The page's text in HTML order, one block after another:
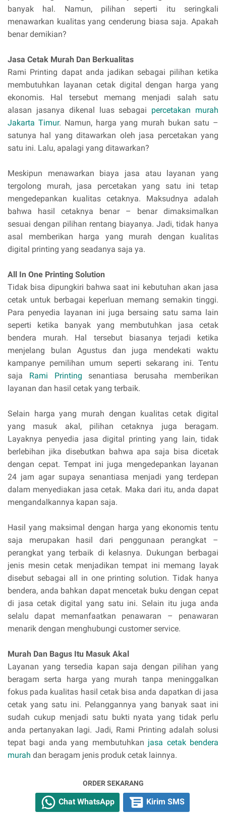
banyak hal. Namun, pilihan seperti itu seringkali
menawarkan kualitas yang cenderung biasa saja. Apakah
benar demikian?
Jasa Cetak Murah Dan Berkualitas
Rami Printing dapat anda jadikan sebagai pilihan ketika
membutuhkan layanan cetak digital dengan harga yang
ekonomis. Hal tersebut memang menjadi salah satu
alasan jasanya dikenal luas sebagai percetakan murah
Jakarta Timur. Namun, harga yang murah bukan satu –
satunya hal yang ditawarkan oleh jasa percetakan yang
satu ini. Lalu, apalagi yang ditawarkan?
Meskipun menawarkan biaya jasa atau layanan yang
tergolong murah, jasa percetakan yang satu ini tetap
mengedepankan kualitas cetaknya. Maksudnya adalah
bahwa hasil cetaknya benar – benar dimaksimalkan
sesuai dengan pilihan rentang biayanya. Jadi, tidak hanya
asal memberikan harga yang murah dengan kualitas
digital printing yang seadanya saja ya.
All In One Printing Solution
Tidak bisa dipungkiri bahwa saat ini kebutuhan akan jasa
cetak untuk berbagai keperluan memang semakin tinggi.
Para penyedia layanan ini juga bersaing satu sama lain
seperti ketika banyak yang membutuhkan jasa cetak
bendera murah. Hal tersebut biasanya terjadi ketika
menjelang bulan Agustus dan juga mendekati waktu
kampanye pemilihan umum seperti sekarang ini. Tentu
saja Rami Printing senantiasa berusaha memberikan
layanan dan hasil cetak yang terbaik.
Selain harga yang murah dengan kualitas cetak digital
yang masuk akal, pilihan cetaknya juga beragam.
Layaknya penyedia jasa digital printing yang lain, tidak
berlebihan jika disebutkan bahwa apa saja bisa dicetak
dengan cepat. Tempat ini juga mengedepankan layanan
24 jam agar supaya senantiasa menjadi yang terdepan
dalam menyediakan jasa cetak. Maka dari itu, anda dapat
mengandalkannya kapan saja.
Hasil yang maksimal dengan harga yang ekonomis tentu
saja merupakan hasil dari penggunaan perangkat –
perangkat yang terbaik di kelasnya. Dukungan berbagai
jenis mesin cetak menjadikan tempat ini memang layak
disebut sebagai all in one printing solution. Tidak hanya
bendera, anda bahkan dapat mencetak buku dengan cepat
di jasa cetak digital yang satu ini. Selain itu juga anda
selalu dapat memanfaatkan penawaran – penawaran
menarik dengan menghubungi customer service.
Murah Dan Bagus Itu Masuk Akal
Layanan yang tersedia kapan saja dengan pilihan yang
beragam serta harga yang murah tanpa meninggalkan
fokus pada kualitas hasil cetak bisa anda dapatkan di jasa
cetak yang satu ini. Pelanggannya yang banyak saat ini
sudah cukup menjadi satu bukti nyata yang tidak perlu
anda pertanyakan lagi. Jadi, Rami Printing adalah solusi
tepat bagi anda yang membutuhkan jasa cetak bendera
murah dan beragam jenis produk cetak lainnya.
ORDER SEKARANG
Chat WhatsApp Kirim SMS